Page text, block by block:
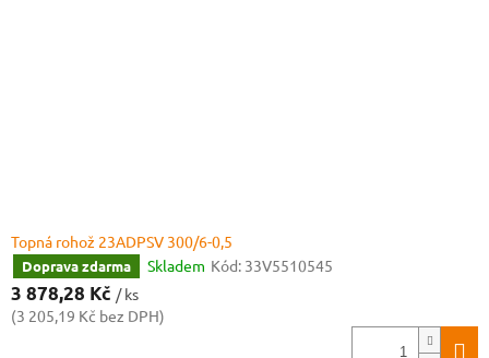
Topná rohož 23ADPSV 300/6-0,5
Doprava zdarma Skladem Kód: 33V5510545
3 878,28 Kč / ks
(3 205,19 Kč bez DPH)